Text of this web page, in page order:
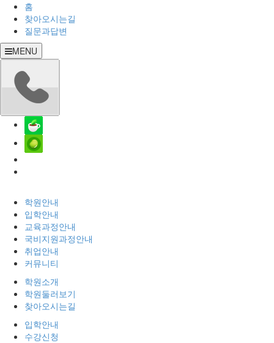
홈
찾아오시는길
질문과답변
MENU
학원안내
입학안내
교육과정안내
국비지원과정안내
취업안내
커뮤니티
학원소개
학원둘러보기
찾아오시는길
입학안내
수강신청